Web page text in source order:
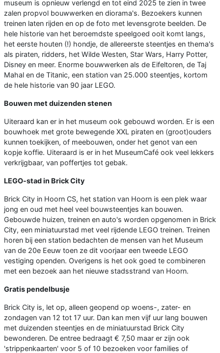
museum is opnieuw verlengd en tot eind 2025 te zien in twee
zalen propvol bouwwerken en diorama's. Bezoekers kunnen
treinen laten rijden en op de foto met levensgrote beelden. De
hele historie van het beroemdste speelgoed ooit komt langs,
het eerste houten (!) hondje, de allereerste steentjes en thema's
als piraten, ridders, het Wilde Westen, Star Wars, Harry Potter,
Disney en meer. Enorme bouwwerken als de Eifeltoren, de Taj
Mahal en de Titanic, een station van 25.000 steentjes, kortom
de hele historie van 90 jaar LEGO.
Bouwen met duizenden stenen
Uiteraard kan er in het museum ook gebouwd worden. Er is een
bouwhoek met grote bewegende XXL piraten en (groot)ouders
kunnen toekijken, of meebouwen, onder het genot van een
kopje koffie. Uiteraard is er in het MuseumCafé ook veel lekkers
verkrijgbaar, van poffertjes tot gebak.
LEGO-stad in Brick City
Brick City in Hoorn CS, het station van Hoorn is een plek waar
jong en oud met heel veel bouwsteentjes kan bouwen.
Gebouwde huizen, treinen en auto's worden opgenomen in Brick
City, een miniatuurstad met veel rijdende LEGO treinen. Treinen
horen bij een station bedachten de mensen van het Museum
van de 20e Eeuw toen ze dit voorjaar een tweede LEGO
vestiging openden. Overigens is het ook goed te combineren
met een bezoek aan het nieuwe stadsstrand van Hoorn.
Gratis pendelbusje
Brick City is, let op, alleen geopend op woens-, zater- en
zondagen van 12 tot 17 uur. Dan kan men vijf uur lang bouwen
met duizenden steentjes en de miniatuurstad Brick City
bewonderen. De entree bedraagt € 7,50 maar er zijn ook
'strippenkaarten' voor 5 of 10 bezoeken voor families of